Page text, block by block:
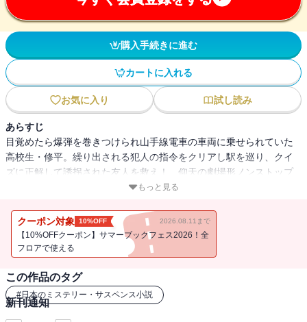
購入手続きに進む
カートに入れる
お気に入り 試し読み
あらすじ
目覚めたら爆弾を巻きつけられ山手線電車の車両に乗せられていた
高校生・修平。繰り出される犯人の指令をクリアし駅を巡り、クイ
ズに正解して誘拐された友人を救え！ 仰天の劇場形ノンストップ
もっと見る
クーポン対象 10%OFF 2026.08.11まで
【10%OFFクーポン】サマーブックフェス2026！全
フロアで使える
この作品のタグ
#日本のミステリー・サスペンス小説
新刊通知